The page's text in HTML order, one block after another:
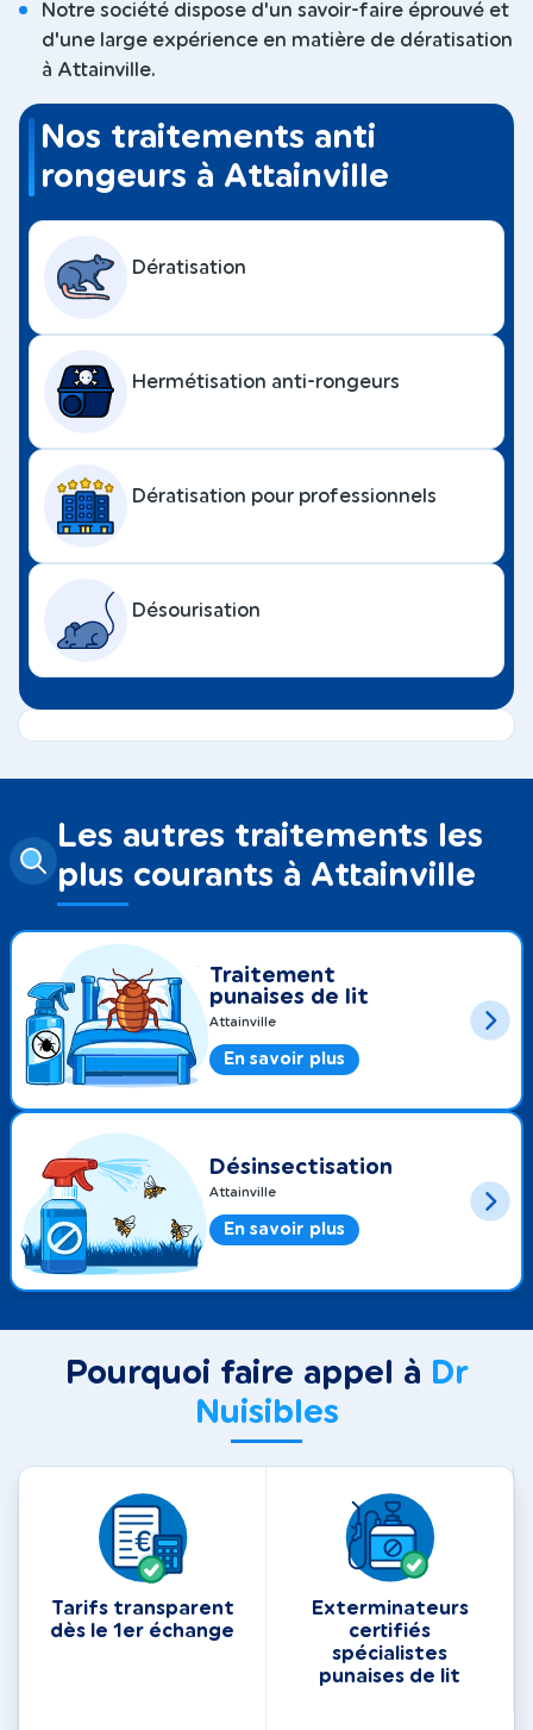
Notre société dispose d'un savoir-faire éprouvé et
d'une large expérience en matière de dératisation
à Attainville.
Nos traitements anti
rongeurs à Attainville
Dératisation
Hermétisation anti-rongeurs
Dératisation pour professionnels
Désourisation
Les autres traitements les
plus courants à Attainville
Traitement
punaises de lit
Attainville
En savoir plus
Désinsectisation
Attainville
En savoir plus
Pourquoi faire appel à Dr
Nuisibles
Tarifs transparent
dès le 1er échange
Exterminateurs
certifiés
spécialistes
punaises de lit